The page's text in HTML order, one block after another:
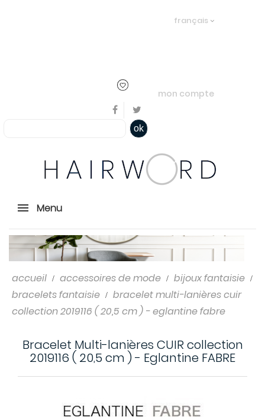
français
mon compte
ok
Menu
accueil accessoires de mode
bijoux fantaisie
bracelets fantaisie
bracelet multi-lanières cuir
collection 2019116 ( 20,5 cm ) - eglantine fabre
Bracelet Multi-lanières CUIR collection
2019116 ( 20,5 cm ) - Eglantine FABRE